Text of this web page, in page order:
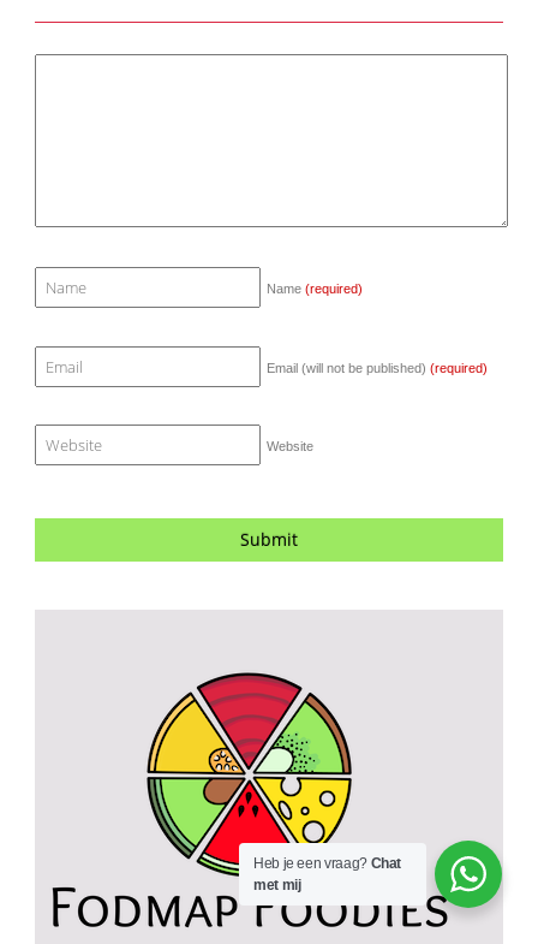
Name(required)
Email (will not be published)(required)
Website
Heb je een vraag? Chat
met mij